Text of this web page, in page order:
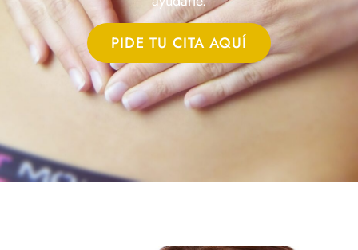
PIDE TU CITA AQUÍ